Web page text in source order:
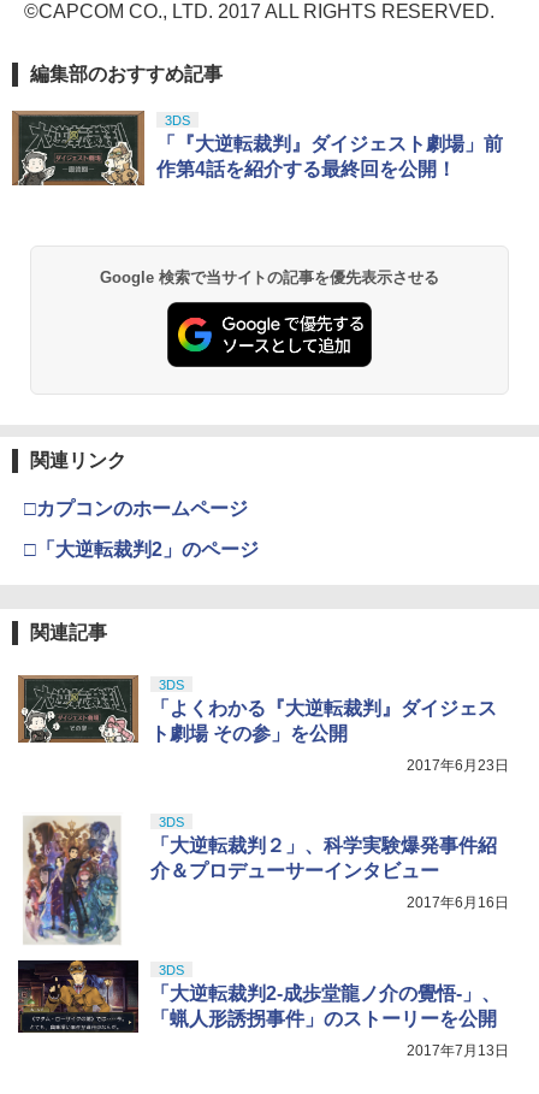
©CAPCOM CO., LTD. 2017 ALL RIGHTS RESERVED.
編集部のおすすめ記事
3DS
「『大逆転裁判』ダイジェスト劇場」前
作第4話を紹介する最終回を公開！
Google 検索で当サイトの記事を優先表示させる
関連リンク
□カプコンのホームページ
□「大逆転裁判2」のページ
関連記事
3DS
「よくわかる『大逆転裁判』ダイジェス
ト劇場 その参」を公開
2017年6月23日
3DS
「大逆転裁判２」、科学実験爆発事件紹
介＆プロデューサーインタビュー
2017年6月16日
3DS
「大逆転裁判2-成歩堂龍ノ介の覺悟-」、
「蝋人形誘拐事件」のストーリーを公開
2017年7月13日